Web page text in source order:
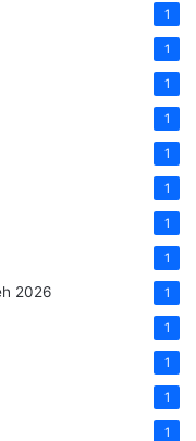
1
1
1
1
1
1
1
1
2026 1
1
1
1
1